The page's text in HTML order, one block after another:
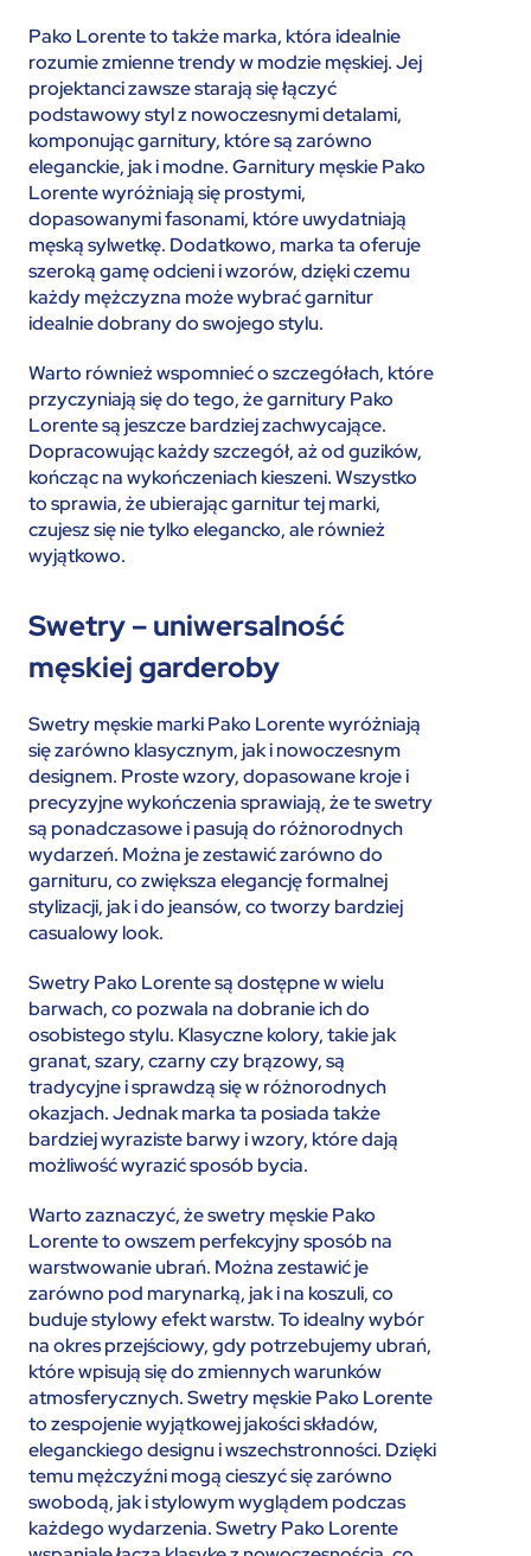
Pako Lorente to także marka, która idealnie
rozumie zmienne trendy w modzie męskiej. Jej
projektanci zawsze starają się łączyć
podstawowy styl z nowoczesnymi detalami,
komponując garnitury, które są zarówno
eleganckie, jak i modne. Garnitury męskie Pako
Lorente wyróżniają się prostymi,
dopasowanymi fasonami, które uwydatniają
męską sylwetkę. Dodatkowo, marka ta oferuje
szeroką gamę odcieni i wzorów, dzięki czemu
każdy mężczyzna może wybrać garnitur
idealnie dobrany do swojego stylu.
Warto również wspomnieć o szczegółach, które
przyczyniają się do tego, że garnitury Pako
Lorente są jeszcze bardziej zachwycające.
Dopracowując każdy szczegół, aż od guzików,
kończąc na wykończeniach kieszeni. Wszystko
to sprawia, że ubierając garnitur tej marki,
czujesz się nie tylko elegancko, ale również
wyjątkowo.
Swetry – uniwersalność
męskiej garderoby
Swetry męskie marki Pako Lorente wyróżniają
się zarówno klasycznym, jak i nowoczesnym
designem. Proste wzory, dopasowane kroje i
precyzyjne wykończenia sprawiają, że te swetry
są ponadczasowe i pasują do różnorodnych
wydarzeń. Można je zestawić zarówno do
garnituru, co zwiększa elegancję formalnej
stylizacji, jak i do jeansów, co tworzy bardziej
casualowy look.
Swetry Pako Lorente są dostępne w wielu
barwach, co pozwala na dobranie ich do
osobistego stylu. Klasyczne kolory, takie jak
granat, szary, czarny czy brązowy, są
tradycyjne i sprawdzą się w różnorodnych
okazjach. Jednak marka ta posiada także
bardziej wyraziste barwy i wzory, które dają
możliwość wyrazić sposób bycia.
Warto zaznaczyć, że swetry męskie Pako
Lorente to owszem perfekcyjny sposób na
warstwowanie ubrań. Można zestawić je
zarówno pod marynarką, jak i na koszuli, co
buduje stylowy efekt warstw. To idealny wybór
na okres przejściowy, gdy potrzebujemy ubrań,
które wpisują się do zmiennych warunków
atmosferycznych. Swetry męskie Pako Lorente
to zespojenie wyjątkowej jakości składów,
eleganckiego designu i wszechstronności. Dzięki
temu mężczyźni mogą cieszyć się zarówno
swobodą, jak i stylowym wyglądem podczas
każdego wydarzenia. Swetry Pako Lorente